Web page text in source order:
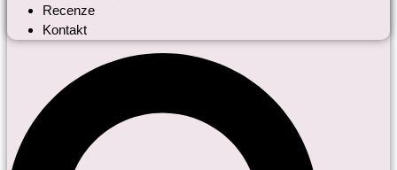
Recenze
Kontakt